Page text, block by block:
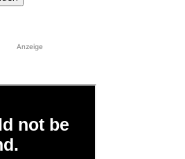
Anzeige